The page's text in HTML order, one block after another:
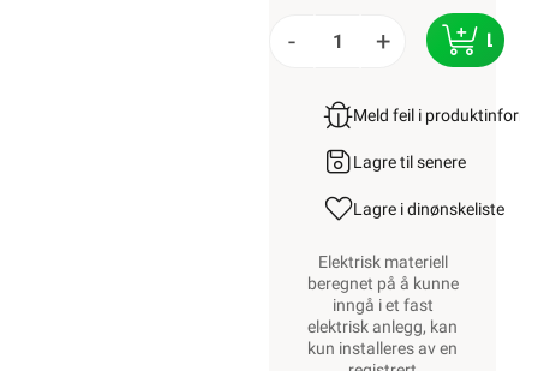
- +
Meld feil i
Lagre til senere
Lagre i dinønskeliste
Elektrisk materiell
beregnet på å kunne
inngå i et fast
elektrisk anlegg, kan
kun installeres av en